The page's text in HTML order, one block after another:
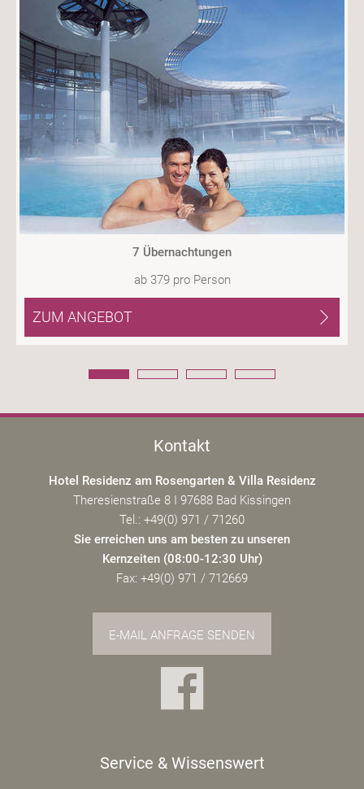
7 Übernachtungen
ab 379 pro Person
ZUM ANGEBOT
Kontakt
Hotel Residenz am Rosengarten & Villa Residenz
Theresienstraße 8 I 97688 Bad Kissingen
Tel.: +49(0) 971 / 71260
Sie erreichen uns am besten zu unseren
Kernzeiten (08:00-12:30 Uhr)
Fax: +49(0) 971 / 712669
E-MAIL ANFRAGE SENDEN
Service & Wissenswert